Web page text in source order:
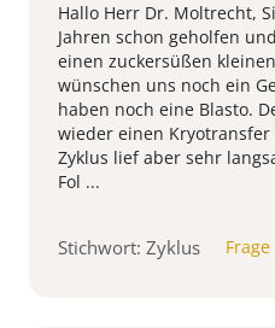
Hallo Herr Dr. Moltrecht,
Jahren schon geholfen
einen zuckersüßen
wünschen uns noch ein
haben noch eine Blasto.
wieder einen
Zyklus lief aber sehr
Fol ...
Stichwort: Zyklus